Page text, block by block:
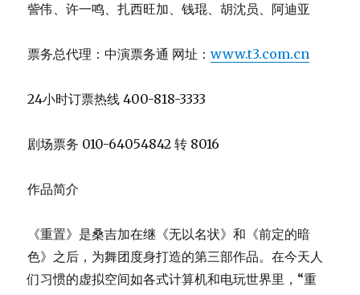
訾伟、许一鸣、扎西旺加、钱琨、胡沈员、阿迪亚
票务总代理：中演票务通 网址：www.t3.com.cn
24小时订票热线 400-818-3333
剧场票务 010-64054842 转 8016
作品简介
《重置》是桑吉加在继《无以名状》和《前定的暗
色》之后，为舞团度身打造的第三部作品。在今天人
们习惯的虚拟空间如各式计算机和电玩世界里，“重